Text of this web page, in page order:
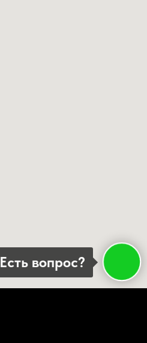
Есть вопрос?